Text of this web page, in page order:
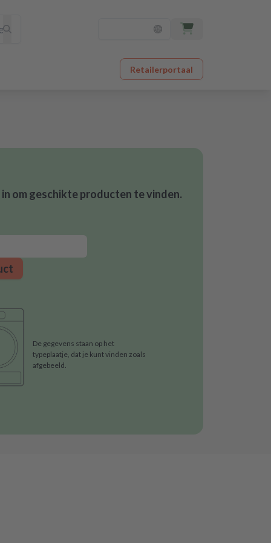
Retailerportaal
om geschikte producten te vinden.
De gegevens staan op het
typeplaatje, dat je kunt vinden zoals
afgebeeld.